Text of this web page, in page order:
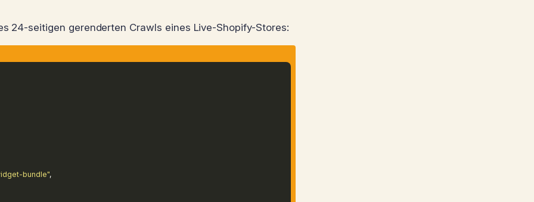
24-seitigen gerenderten Crawls eines Live-Shopify-Stores:
bundle",